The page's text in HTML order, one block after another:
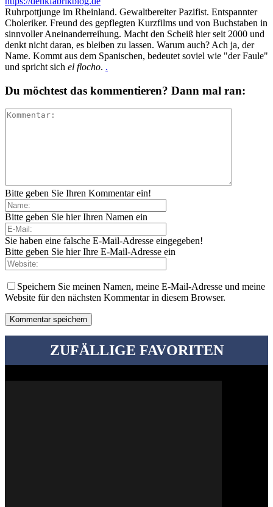
Ruhrpottjunge im Rheinland. Gewaltbereiter Pazifist. Entspannter
Choleriker. Freund des gepflegten Kurzfilms und von Buchstaben in
sinnvoller Aneinanderreihung. Macht den Scheiß hier seit 2000 und
denkt nicht daran, es bleiben zu lassen. Warum auch? Ach ja, der
Name. Kommt aus dem Spanischen, bedeutet soviel wie "der Faule"
und spricht sich el flocho. .
Du möchtest das kommentieren? Dann mal ran:
Bitte geben Sie Ihren Kommentar ein!
Bitte geben Sie hier Ihren Namen ein
Sie haben eine falsche E-Mail-Adresse eingegeben!
Bitte geben Sie hier Ihre E-Mail-Adresse ein
Speichern Sie meinen Namen, meine E-Mail-Adresse und meine
Website für den nächsten Kommentar in diesem Browser.
ZUFÄLLIGE FAVORITEN